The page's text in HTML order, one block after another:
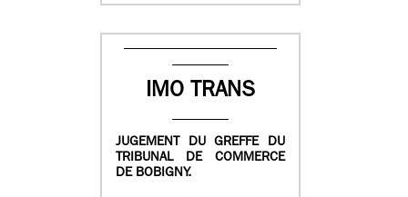
IMO TRANS
JUGEMENT DU GREFFE DU
TRIBUNAL DE COMMERCE
DE BOBIGNY.